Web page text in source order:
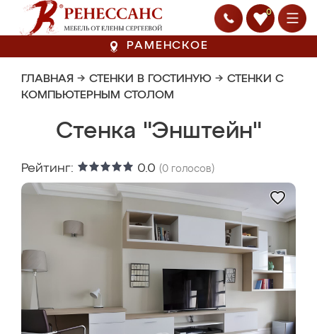
0
РАМЕНСКОЕ
ГЛАВНАЯ → СТЕНКИ В ГОСТИНУЮ → СТЕНКИ С
КОМПЬЮТЕРНЫМ СТОЛОМ
Стенка "Энштейн"
Рейтинг: 0.0 (0 голосов)